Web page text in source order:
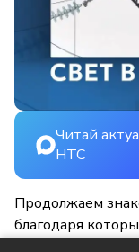
Читай
НТС
Продолжаем
благодаря